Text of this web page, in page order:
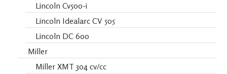
Lincoln Cv500-i
Lincoln Idealarc CV 505
Lincoln DC 600
Miller
Miller XMT 304 cv/cc